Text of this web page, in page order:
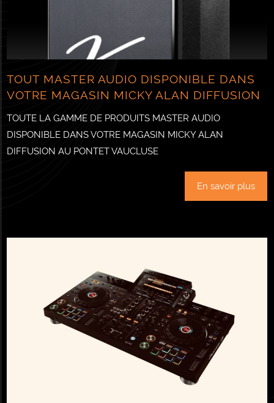
TOUT MASTER AUDIO DISPONIBLE DANS
VOTRE MAGASIN MICKY ALAN DIFFUSION
TOUTE LA GAMME DE PRODUITS MASTER AUDIO
DISPONIBLE DANS VOTRE MAGASIN MICKY ALAN
DIFFUSION AU PONTET VAUCLUSE
En savoir plus